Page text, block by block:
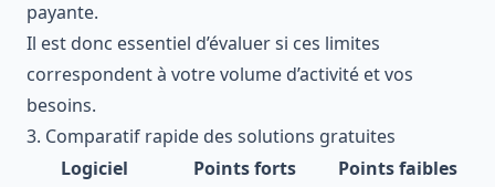
payante.
Il est donc essentiel d’évaluer si ces limites
correspondent à votre volume d’activité et vos
besoins.
3. Comparatif rapide des solutions gratuites
Logiciel
Points forts Points faibles